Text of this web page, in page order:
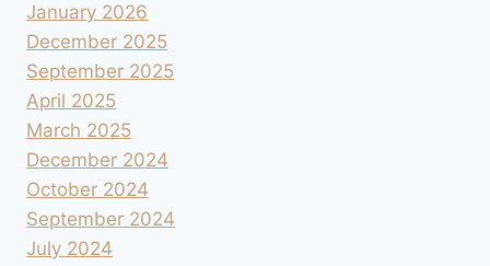
January 2026
December 2025
September 2025
April 2025
March 2025
December 2024
October 2024
September 2024
July 2024